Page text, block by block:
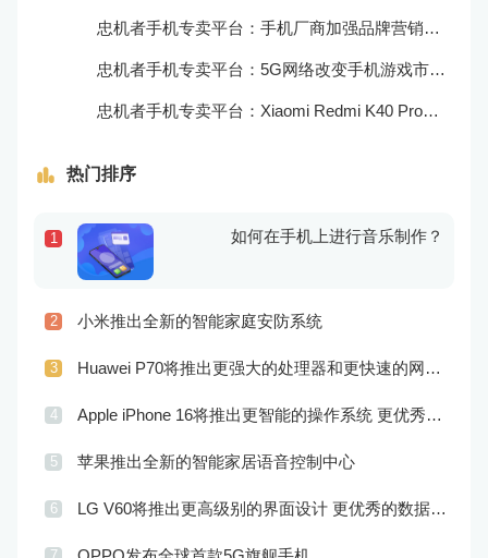
忠机者手机专卖平台：手机厂商加强品牌营销和用户服务
忠机者手机专卖平台：5G网络改变手机游戏市场格局
忠机者手机专卖平台：Xiaomi Redmi K40 Pro发布，搭载顶级的处理器和优秀的摄像头
热门排序
1 如何在手机上进行音乐制作？
2 小米推出全新的智能家庭安防系统
3 Huawei P70将推出更强大的处理器和更快速的网络连接
4 Apple iPhone 16将推出更智能的操作系统 更优秀的音频效果
5 苹果推出全新的智能家居语音控制中心
6 LG V60将推出更高级别的界面设计 更优秀的数据隐私保护